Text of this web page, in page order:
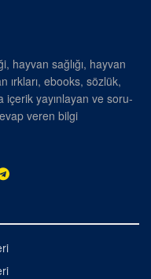
hayvan sağlığı, hayvan
ırkları, ebooks, sözlük,
içerik yayınlayan ve soru-
veren bilgi